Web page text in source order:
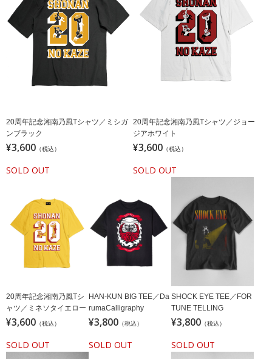
20周年記念湘南乃風Tシャツ／ミシガ
ンブラック
¥3,600 （税込）
SOLD OUT
20周年記念湘南乃風Tシャツ／ジョー
ジアホワイト
¥3,600 （税込）
SOLD OUT
20周年記念湘南乃風Tシ
ャツ／ミネソタイエロー
¥3,600 （税込）
SOLD OUT
HAN-KUN BIG TEE／Da
rumaCalligraphy
¥3,800 （税込）
SOLD OUT
SHOCK EYE TEE／FOR
TUNE TELLING
¥3,800 （税込）
SOLD OUT